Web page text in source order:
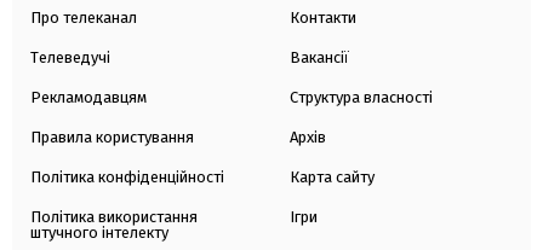
Про телеканал
Телеведучі
Рекламодавцям
Правила користування
Політика конфіденційності
Політика використання
штучного інтелекту
Контакти
Вакансії
Структура власності
Архів
Карта сайту
Ігри